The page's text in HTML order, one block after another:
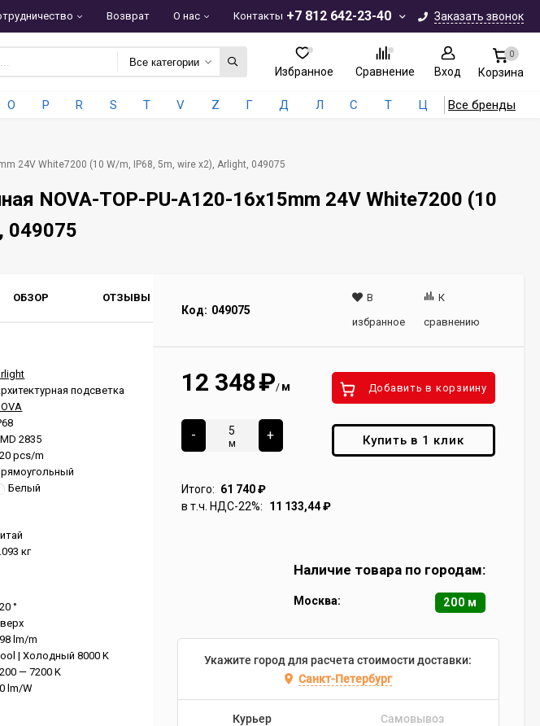
+7 812 642-23-40 Заказать звонок
Возврат О нас Контакты
Все категории
Избранное Сравнение Вход
0
Корзина
O P R S T V Z Г Д Л С Т Ц Все бренды
24V White7200 (10 W/m, IP68, 5m, wire x2), Arlight, 049075
NOVA-TOP-PU-A120-16x15mm 24V White7200 (10
049075
ОБЗОР ОТЗЫВЫ
подсветка
2835
pcs/m
Белый
кг
°
lm/m
| Холодный 8000 K
— 7200 K
lm/W
Код: 049075
В
избранное
К
сравнению
12 348₽/ м
-
м
+
Итого: 61 740₽
в т.ч. НДС-22%:
11 133,44₽
Добавить в корзиину
Купить в 1 клик
Наличие товара по городам:
Москва: 200 м
Укажите город для расчета стоимости доставки:
Санкт-Петербург
Курьер Самовывоз